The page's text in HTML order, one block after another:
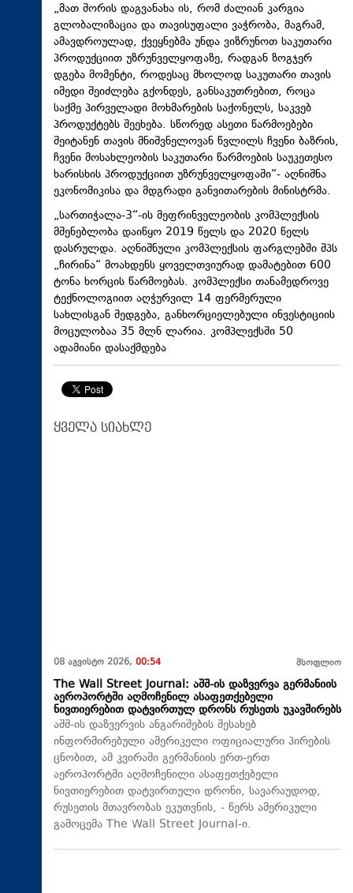
„მათ შორის დაგვანახა ის, რომ ძალიან კარგია
გლობალიზაცია და თავისუფალი ვაჭრობა, მაგრამ,
ამავდროულად, ქვეყნებმა უნდა ვიზრუნოთ საკუთარი
პროდუქციით უზრუნველყოფაზე, რადგან ზოგჯერ
დგება მომენტი, როდესაც მხოლოდ საკუთარი თავის
იმედი შეიძლება გქონდეს, განსაკუთრებით, როცა
საქმე პირველადი მოხმარების საქონელს, საკვებ
პროდუქტებს შეეხება. სწორედ ასეთი წარმოებები
შეიტანენ თავის მნიშვნელოვან წვლილს ჩვენი ბაზრის,
ჩვენი მოსახლეობის საკუთარი წარმოების საუკეთესო
ხარისხის პროდუქციით უზრუნველყოფაში“- აღნიშნა
ეკონომიკისა და მდგრადი განვითარების მინისტრმა.
„სართიჭალა-3“-ის მეფრინველეობის კომპლექსის
მშენებლობა დაიწყო 2019 წელს და 2020 წელს
დასრულდა. აღნიშნული კომპლექსის ფარგლებში შპს
„ჩირინა“ მოახდენს ყოველთვიურად დამატებით 600
ტონა ხორცის წარმოებას. კომპლექსი თანამედროვე
ტექნოლოგიით აღჭურვილ 14 ფერმერული
სახლისგან შედგება, განხორციელებული ინვესტიციის
მოცულობაა 35 მლნ ლარია. კომპლექსში 50
ადამიანი დასაქმდება
ყველა სიახლე
08 აგვისტო 2026, 00:54 მსოფლიო
The Wall Street Journal: აშშ-ის დაზვერვა გერმანიის
აეროპორტში აღმოჩენილ ასაფეთქებელი
ნივთიერებით დატვირთულ დრონს რუსეთს უკავშირებს
აშშ-ის დაზვერვის ანგარიშების შესახებ
ინფორმირებული ამერიკელი ოფიციალური პირების
ცნობით, ამ კვირაში გერმანიის ერთ-ერთ
აეროპორტში აღმოჩენილი ასაფეთქებელი
ნივთიერებით დატვირთული დრონი, სავარაუდოდ,
რუსეთის მთავრობას ეკუთვნის, - წერს ამერიკული
გამოცემა The Wall Street Journal-ი.